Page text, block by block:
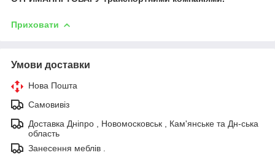
Приховати
Умови доставки
Нова Пошта
Самовивіз
Доставка Дніпро , Новомосковськ , Кам'янське та Дн-ська
область
Занесення меблів .